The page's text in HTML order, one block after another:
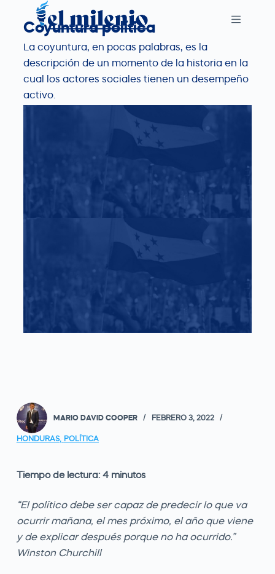
Coyuntura política
La coyuntura, en pocas palabras, es la
descripción de un momento de la historia en la
cual los actores sociales tienen un desempeño
activo.
MARIO DAVID COOPER FEBRERO 3, 2022
HONDURAS, POLÍTICA
Tiempo de lectura: 4 minutos
“El político debe ser capaz de predecir lo que va
ocurrir mañana, el mes próximo, el año que viene
y de explicar después porque no ha ocurrido.”
Winston Churchill